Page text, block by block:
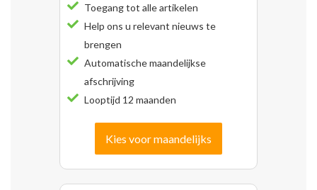
Toegang tot alle artikelen
Help ons u relevant nieuws te
brengen
Automatische maandelijkse
afschrijving
Looptijd 12 maanden
Kies voor maandelijks